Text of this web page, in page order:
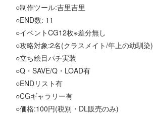
○制作ツール:吉里吉里
○END数: 11
○イベントCG12枚※差分無し
○攻略対象:2名(クラスメイト/年上の幼馴染)
○立ち絵目パチ実装
○Q・SAVE/Q・LOAD有
○ENDリスト有
○CGギャラリー有
○価格:100円(税別・DL販売のみ)